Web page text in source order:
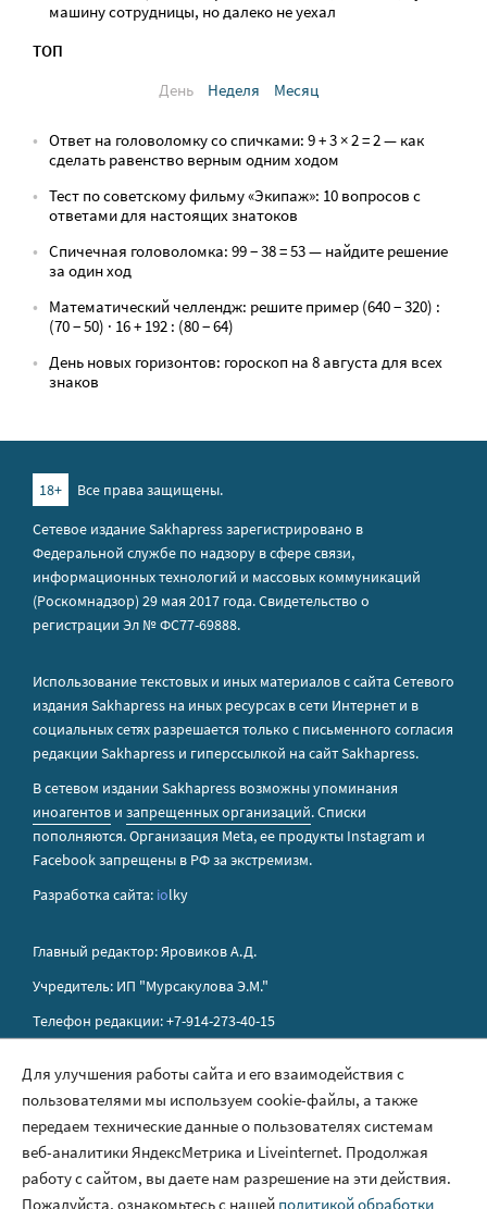
машину сотрудницы, но далеко не уехал
ТОП
День
Неделя Месяц
Ответ на головоломку со спичками: 9 + 3 × 2 = 2 — как
сделать равенство верным одним ходом
Тест по советскому фильму «Экипаж»: 10 вопросов с
ответами для настоящих знатоков
Спичечная головоломка: 99 − 38 = 53 — найдите решение
за один ход
Математический челлендж: решите пример (640 − 320) :
(70 − 50) · 16 + 192 : (80 − 64)
День новых горизонтов: гороскоп на 8 августа для всех
знаков
18+
Все права защищены.
Сетевое издание Sakhapress зарегистрировано в
Федеральной службе по надзору в сфере связи,
информационных технологий и массовых коммуникаций
(Роскомнадзор) 29 мая 2017 года. Свидетельство о
регистрации Эл № ФС77-69888.
Использование текстовых и иных материалов с сайта Сетевого
издания Sakhapress на иных ресурсах в сети Интернет и в
социальных сетях разрешается только с письменного согласия
редакции Sakhapress и гиперссылкой на сайт Sakhapress.
В сетевом издании Sakhapress возможны упоминания
иноагентов и запрещенных организаций. Списки
пополняются. Организация Metа, ее продукты Instagram и
Facebook запрещены в РФ за экстремизм.
Разработка сайта: iolky
Главный редактор: Яровиков А.Д.
Учредитель: ИП "Мурсакулова Э.М."
Телефон редакции: +7-914-273-40-15
Правила сайта
Политика обработки персональных данных
Размещение рекламы
Для улучшения работы сайта и его взаимодействия с
пользователями мы используем cookie-файлы, а также
передаем технические данные о пользователях системам
веб-аналитики ЯндексМетрика и Liveinternet. Продолжая
работу с сайтом, вы даете нам разрешение на эти действия.
Пожалуйста, ознакомьтесь с нашей политикой обработки